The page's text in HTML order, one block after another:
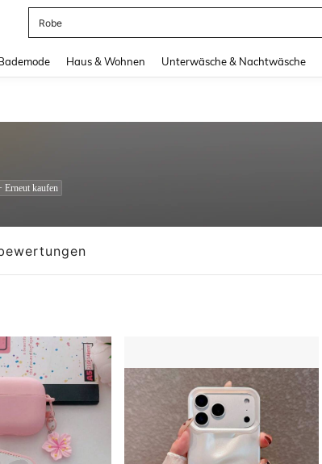
Jumpsuit Damen
Haus & Wohnen Unterwäsche & Nachtwäsche
Erneut kaufen